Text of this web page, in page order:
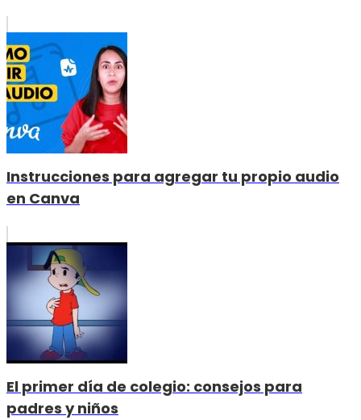
Instrucciones para agregar tu propio audio
en Canva
El primer día de colegio: consejos para
padres y niños